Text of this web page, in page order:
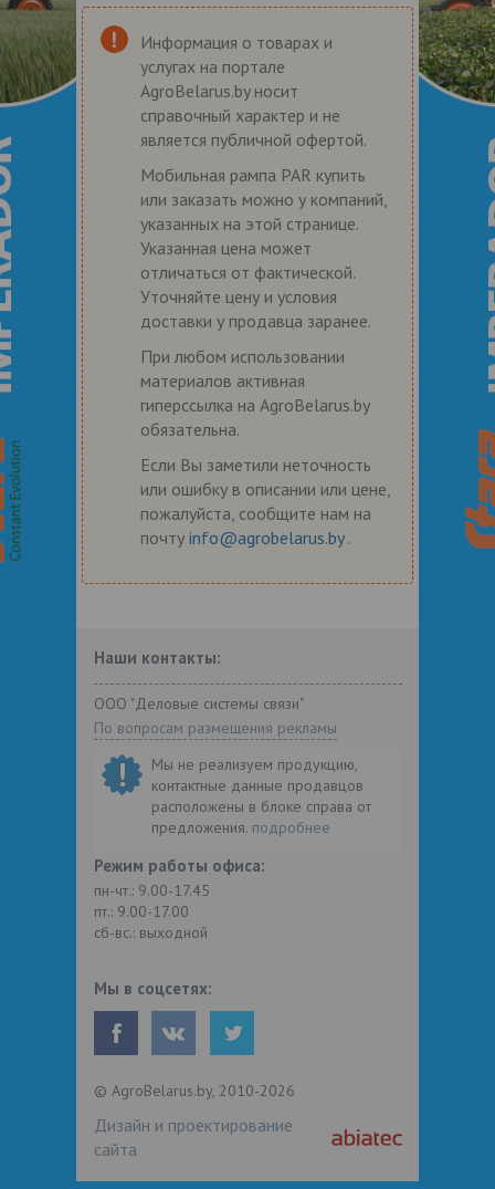
Информация о товарах и
услугах на портале
AgroBelarus.by носит
справочный характер и не
является публичной офертой.
Мобильная рампа PAR купить
или заказать можно у компаний,
указанных на этой странице.
Указанная цена может
отличаться от фактической.
Уточняйте цену и условия
доставки у продавца заранее.
При любом использовании
материалов активная
гиперссылка на AgroBelarus.by
обязательна.
Если Вы заметили неточность
или ошибку в описании или цене,
пожалуйста, сообщите нам на
почту info@agrobelarus.by .
Наши контакты:
ООО "Деловые системы связи"
По вопросам размещения рекламы
Мы не реализуем продукцию,
контактные данные продавцов
расположены в блоке справа от
предложения. подробнее
Режим работы офиса:
пн-чт.: 9.00-17.45
пт.: 9.00-17.00
сб-вс.: выходной
Мы в соцсетях:
© AgroBelarus.by, 2010-2026
Дизайн и проектирование
сайта